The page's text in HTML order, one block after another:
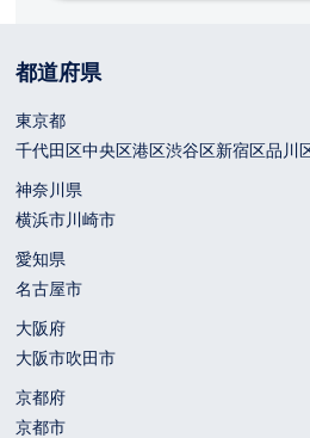
都道府県
東京都
千代田区中央区港区渋谷区新宿区品川
神奈川県
横浜市川崎市
愛知県
名古屋市
大阪府
大阪市吹田市
京都府
京都市